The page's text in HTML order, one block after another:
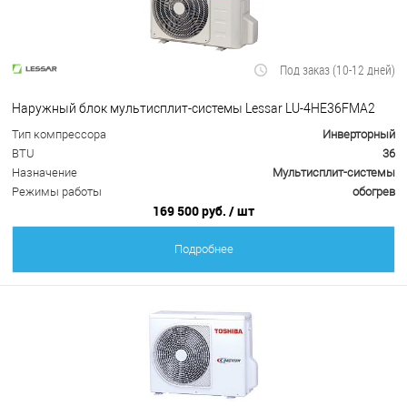
Под заказ (10-12 дней)
Наружный блок мультисплит-системы Lessar LU-4HE36FMA2
Тип компрессора
Инверторный
BTU
36
Назначение
Мультисплит-системы
Режимы работы
обогрев
169 500 руб. / шт
Подробнее